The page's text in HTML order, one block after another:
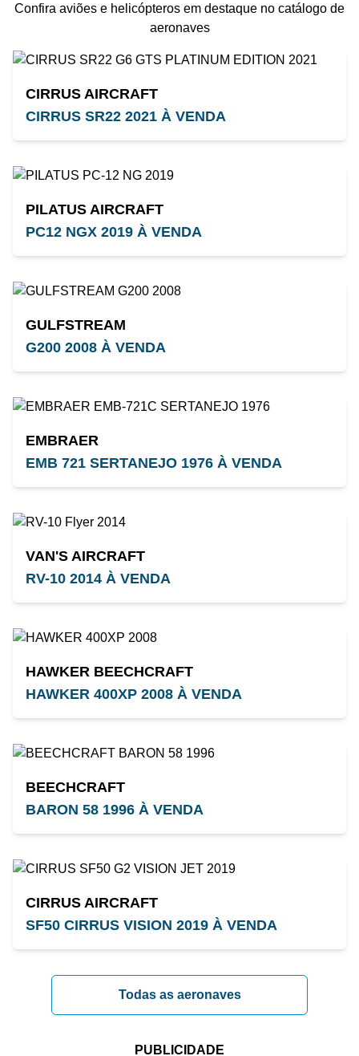
Confira aviões e helicópteros em destaque no catálogo de
aeronaves
CIRRUS AIRCRAFT
CIRRUS SR22 2021 À VENDA
PILATUS AIRCRAFT
PC12 NGX 2019 À VENDA
GULFSTREAM
G200 2008 À VENDA
EMBRAER
EMB 721 SERTANEJO 1976 À VENDA
VAN'S AIRCRAFT
RV-10 2014 À VENDA
HAWKER BEECHCRAFT
HAWKER 400XP 2008 À VENDA
BEECHCRAFT
BARON 58 1996 À VENDA
CIRRUS AIRCRAFT
SF50 CIRRUS VISION 2019 À VENDA
Todas as aeronaves
PUBLICIDADE